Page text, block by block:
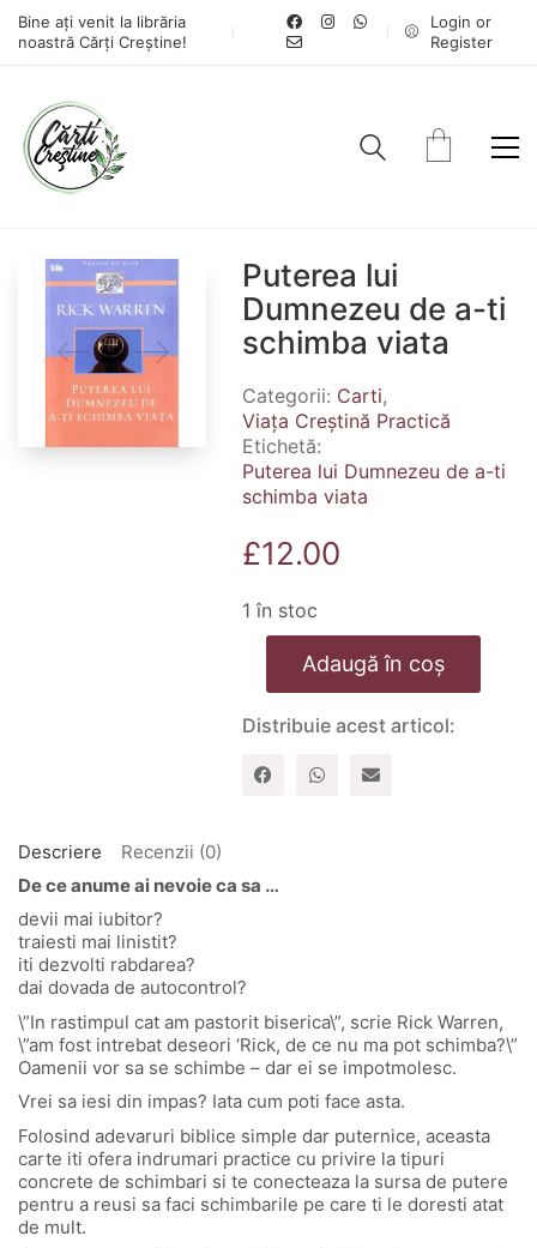
Bine ați venit la librăria
noastră Cărți Creștine!
Login or
Register
Puterea lui
Dumnezeu de a-ti
schimba viata
Categorii: Carti,
Viața Creștină Practică
Etichetă:
Puterea lui Dumnezeu de a-ti
schimba viata
£12.00
1 în stoc
Cantitate
Puterea
Dumnezeu
de
Adaugă în coș
Distribuie acest articol:
Descriere
Recenzii (0)
De ce anume ai nevoie ca sa …
devii mai iubitor?
traiesti mai linistit?
iti dezvolti rabdarea?
dai dovada de autocontrol?
\”In rastimpul cat am pastorit biserica\”, scrie Rick Warren,
\”am fost intrebat deseori ‘Rick, de ce nu ma pot schimba?\”
Oamenii vor sa se schimbe – dar ei se impotmolesc.
Vrei sa iesi din impas? Iata cum poti face asta.
Folosind adevaruri biblice simple dar puternice, aceasta
carte iti ofera indrumari practice cu privire la tipuri
concrete de schimbari si te conecteaza la sursa de putere
pentru a reusi sa faci schimbarile pe care ti le doresti atat
de mult.